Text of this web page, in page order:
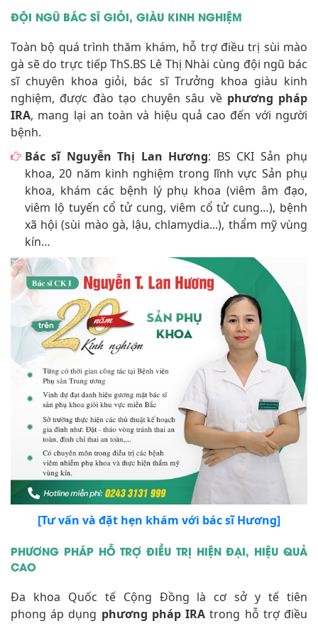
ĐỘI NGŨ BÁC SĨ GIỎI, GIÀU KINH NGHIỆM
Toàn bộ quá trình thăm khám, hỗ trợ điều trị sùi mào
gà sẽ do trực tiếp ThS.BS Lê Thị Nhài cùng đội ngũ bác
sĩ chuyên khoa giỏi, bác sĩ Trưởng khoa giàu kinh
nghiệm, được đào tạo chuyên sâu về phương pháp
IRA, mang lại an toàn và hiệu quả cao đến với người
bệnh.
Bác sĩ Nguyễn Thị Lan Hương: BS CKI Sản phụ
khoa, 20 năm kinh nghiệm trong lĩnh vực Sản phụ
khoa, khám các bệnh lý phụ khoa (viêm âm đạo,
viêm lộ tuyến cổ tử cung, viêm cổ tử cung…), bệnh
xã hội (sùi mào gà, lậu, chlamydia...), thẩm mỹ vùng
kín…
[Tư vấn và đặt hẹn khám với bác sĩ Hương]
PHƯƠNG PHÁP HỖ TRỢ ĐIỀU TRỊ HIỆN ĐẠI, HIỆU QUẢ
CAO
Đa khoa Quốc tế Cộng Đồng là cơ sở y tế tiên
phong áp dụng phương pháp IRA trong hỗ trợ điều